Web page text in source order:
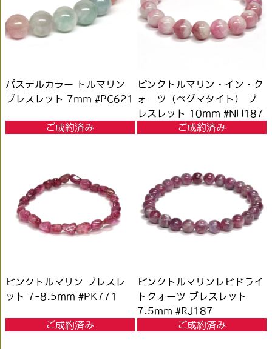
パステルカラー トルマリン
ブレスレット 7mm #PC621
ご成約済み
ピンクトルマリン・イン・ク
ォーツ（ペグマタイト） ブ
レスレット 10mm #NH187
ご成約済み
ピンクトルマリン ブレスレ
ット 7-8.5mm #PK771
ご成約済み
ピンクトルマリンレピドライ
トクォーツ ブレスレット
7.5mm #RJ187
ご成約済み